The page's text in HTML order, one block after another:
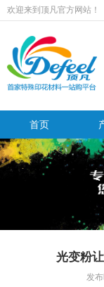
欢迎来到顶凡官方网站！
首页
光变粉
发